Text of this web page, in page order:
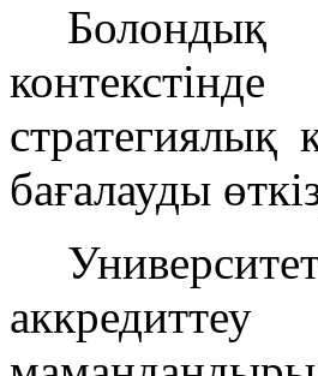
Болондық
стратегиялық
бағалауды